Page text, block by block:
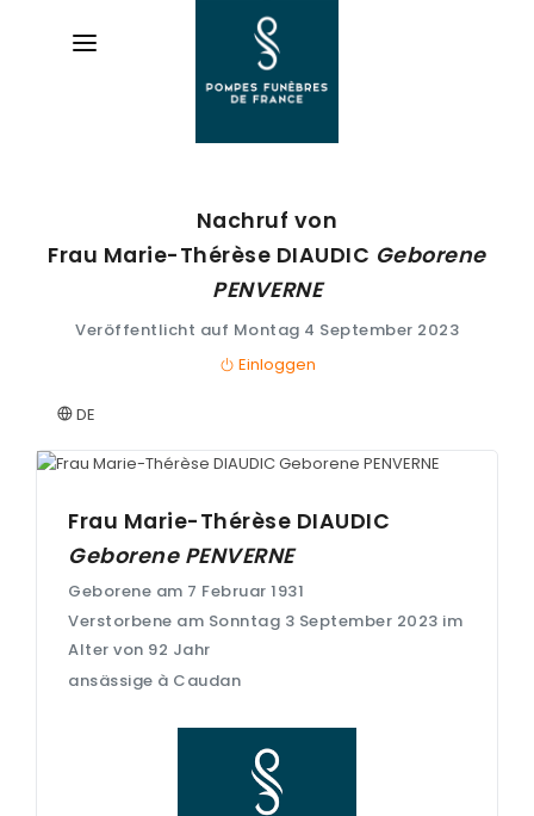
AVIS
DE DÉCÈS
ORGANISER
DES OBSÈQUES
SERVICES
Livraison de Fleurs Naturelles
Livraison de plaques
AGENCE
NOTRE CHAMBRE
Nachruf von
Frau Marie-Thérèse DIAUDIC Geborene
PENVERNE
Veröffentlicht auf Montag 4 September 2023
Einloggen
DE
Frau Marie-Thérèse DIAUDIC
Geborene PENVERNE
Geborene am 7 Februar 1931
Verstorbene am Sonntag 3 September 2023 im
Alter von 92 Jahr
ansässige à Caudan